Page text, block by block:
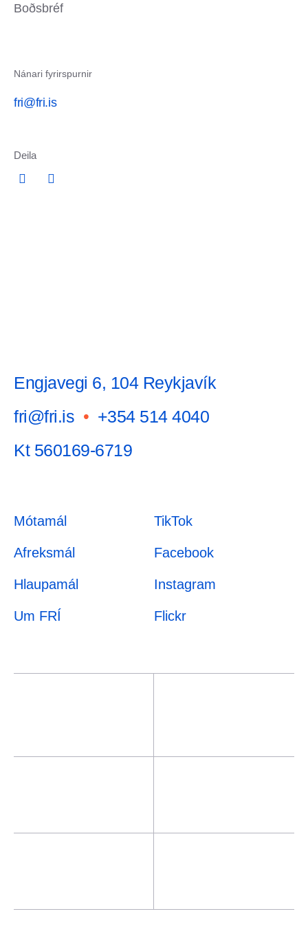
Boðsbréf
Nánari fyrirspurnir
fri@fri.is
Deila
Engjavegi 6, 104 Reykjavík
fri@fri.is • +354 514 4040
Kt 560169-6719
Mótamál
Afreksmál
Hlaupamál
Um FRÍ
TikTok
Facebook
Instagram
Flickr